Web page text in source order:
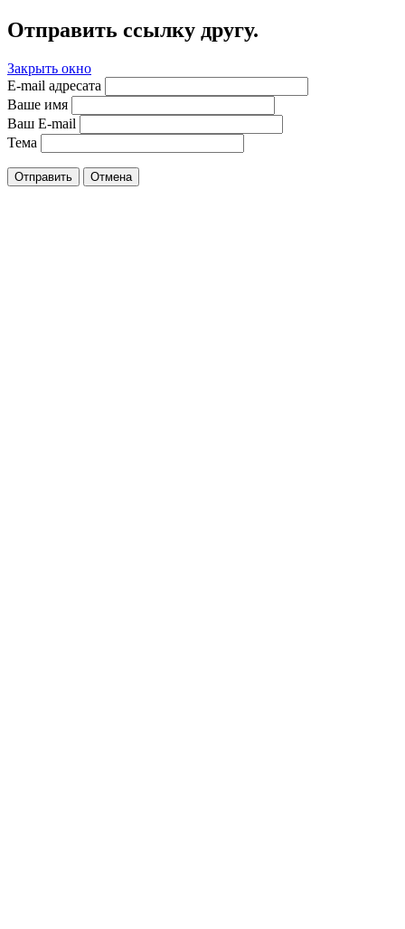
Отправить ссылку другу.
Закрыть окно
E-mail адресата
Ваше имя
Ваш E-mail
Тема
Отправить Отмена